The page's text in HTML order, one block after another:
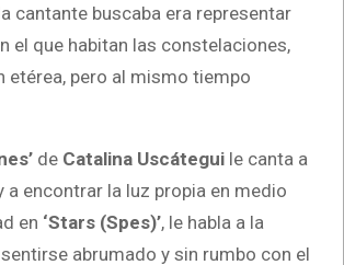
cantante buscaba era representar
el que habitan las constelaciones,
etérea, pero al mismo tiempo
de Catalina Uscátegui le canta a
a encontrar la luz propia en medio
en ‘Stars (Spes)’, le habla a la
abrumado y sin rumbo con el